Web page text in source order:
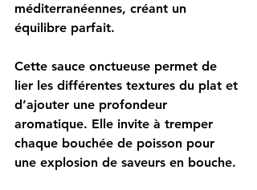
méditerranéennes, créant un
équilibre parfait.
Cette sauce onctueuse permet de
lier les différentes textures du plat et
d’ajouter une profondeur
aromatique. Elle invite à tremper
chaque bouchée de poisson pour
une explosion de saveurs en bouche.